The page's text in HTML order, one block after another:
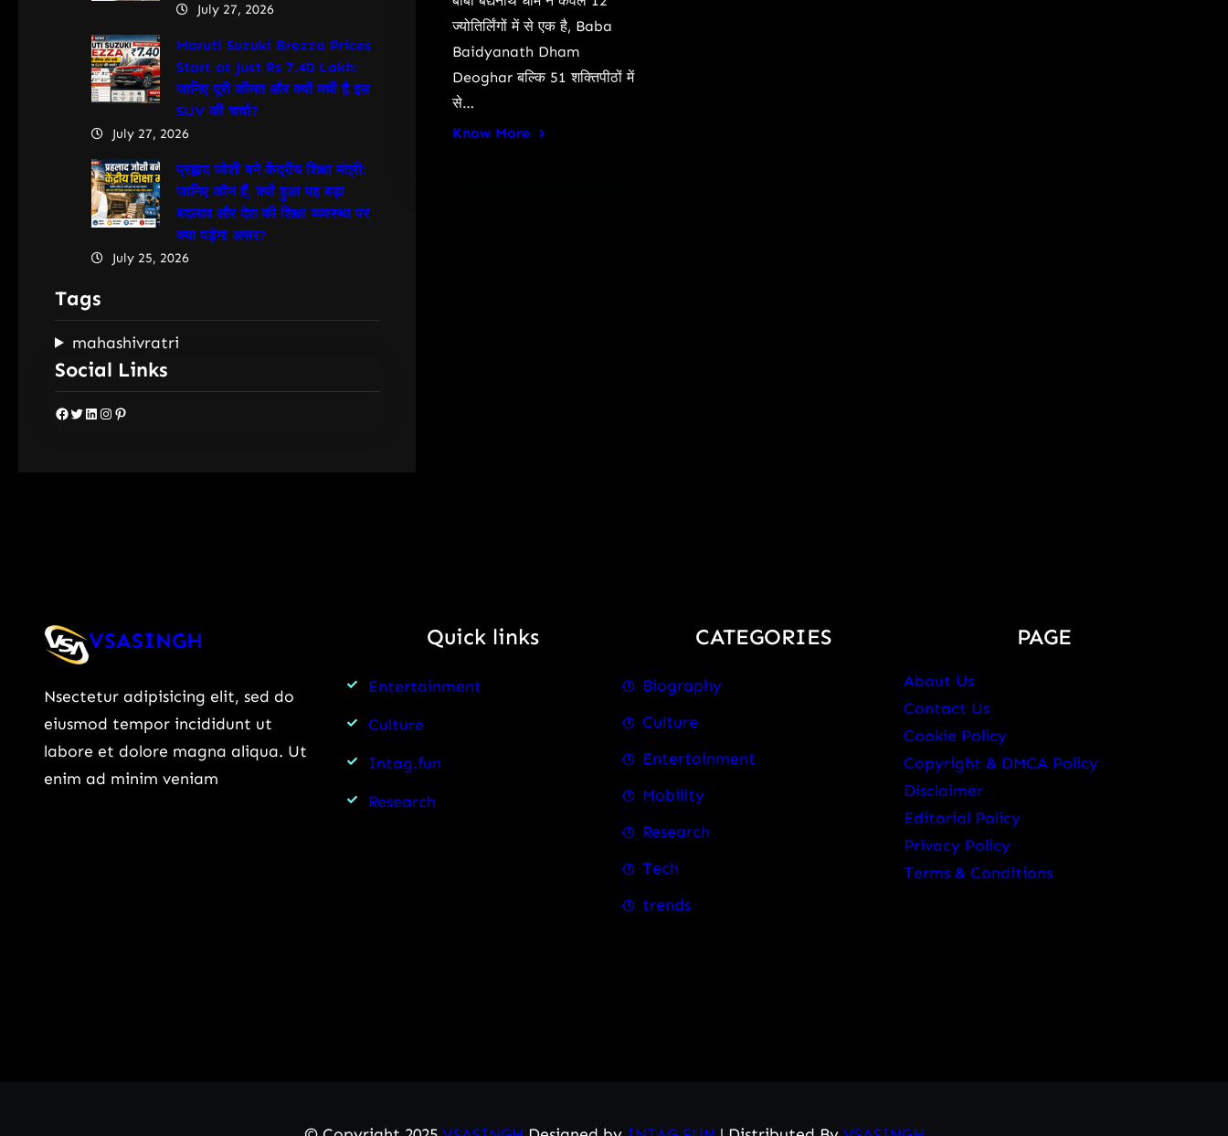
July 27, 2026
Maruti Suzuki Brezza Prices
Start at Just Rs 7.40 Lakh:
जानिए पूरी कीमत और क्यों मची है इस
SUV की चर्चा?
July 27, 2026
प्रह्लाद जोशी बने केंद्रीय शिक्षा मंत्री:
जानिए कौन हैं, क्यों हुआ यह बड़ा
बदलाव और देश की शिक्षा व्यवस्था पर
क्या पड़ेगा असर?
July 25, 2026
Tags
mahashivratri
Social Links
Facebook Twitter LinkedIn Instagram Pinterest
ज्योतिर्लिंगों में से एक है, Baba
Baidyanath Dham
Deoghar बल्कि 51 शक्तिपीठों में
से…
Know More
VSASINGH
Nsectetur adipisicing elit, sed do
eiusmod tempor incididunt ut
labore et dolore magna aliqua. Ut
enim ad minim veniam
Quick links
Entertainment
Culture
Intag.fun
Research
CATEGORIES
Biography
Culture
Entertainment
Mobility
Research
Tech
trends
PAGE
About Us
Contact Us
Cookie Policy
Copyright & DMCA Policy
Disclaimer
Editorial Policy
Privacy Policy
Terms & Conditions